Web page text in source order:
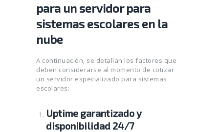
para un servidor para
sistemas escolares en la
nube
A continuación, se detallan los factores que
deben considerarse al momento de cotizar
un servidor especializado para sistemas
escolares:
Uptime garantizado y
disponibilidad 24/7